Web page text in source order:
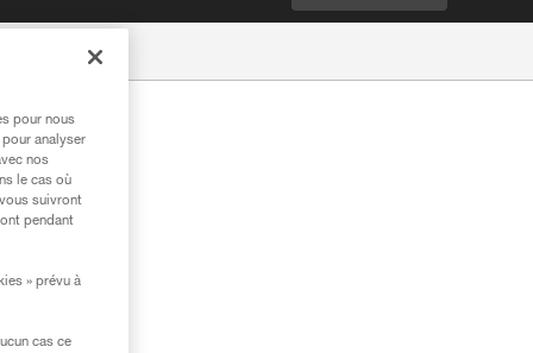
pour nous
analyser
nos
le cas où
suivront
pendant
» prévu à
cas ce